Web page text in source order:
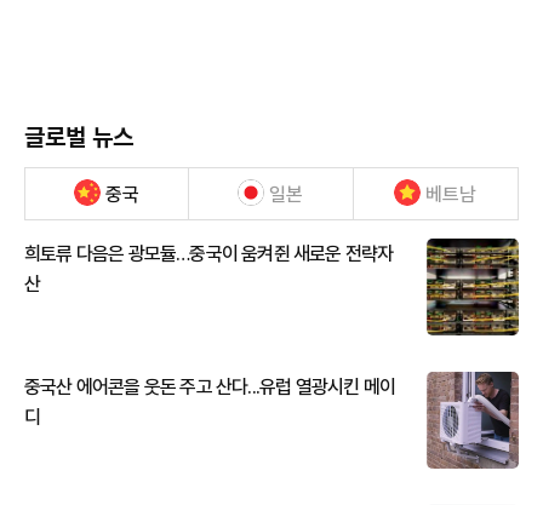
글로벌 뉴스
중국 일본 베트남
희토류 다음은 광모듈…중국이 움켜쥔 새로운 전략자
산
중국산 에어콘을 웃돈 주고 산다...유럽 열광시킨 메이
디